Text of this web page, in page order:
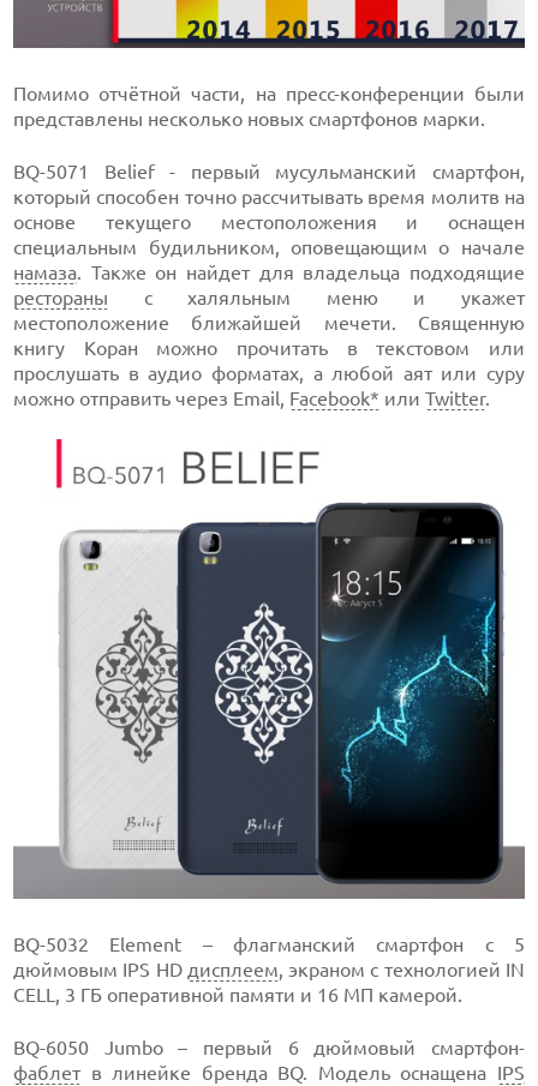
Помимо отчётной части, на пресс-конференции были
представлены несколько новых смартфонов марки.
BQ-5071 Belief - первый мусульманский смартфон,
который способен точно рассчитывать время молитв на
основе текущего местоположения и оснащен
специальным будильником, оповещающим о начале
намаза. Также он найдет для владельца подходящие
рестораны с халяльным меню и укажет
местоположение ближайшей мечети. Cвященную
книгу Коран можно прочитать в текстовом или
прослушать в аудио форматах, а любой аят или суру
можно отправить через Email, Facebook* илиTwitter.
BQ-5032 Element – флагманский смартфон с 5
дюймовым IPS HD дисплеем, экраном с технологией IN
CELL, 3 ГБ оперативной памяти и 16 МП камерой.
BQ-6050 Jumbo – первый 6 дюймовый смартфон-
фаблетв линейке бренда BQ. Модель оснащена IPS